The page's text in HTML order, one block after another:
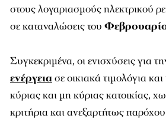
στους λογαριασμούς ηλεκτρικού
σε καταναλώσεις του
Συγκεκριμένα, οι ενισχύσεις για
ενέργειασε οικιακά τιμολόγια
κύριας και μη κύριας κατοικίας,
κριτήρια και ανεξαρτήτως